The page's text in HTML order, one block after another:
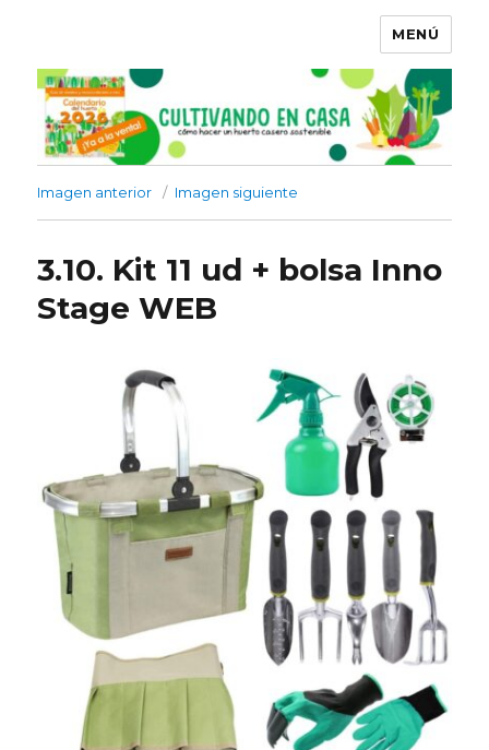
MENÚ
Imagen anterior Imagen siguiente
3.10. Kit 11 ud + bolsa Inno
Stage WEB